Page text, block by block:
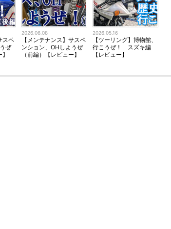
スペ
ぜ
2026.06.08
【メンテナンス】サスペ
ンション、OHしようぜ
（前編）【レビュー】
2026.05.16
【ツーリング】博物館、
行こうぜ！ スズキ編
【レビュー】